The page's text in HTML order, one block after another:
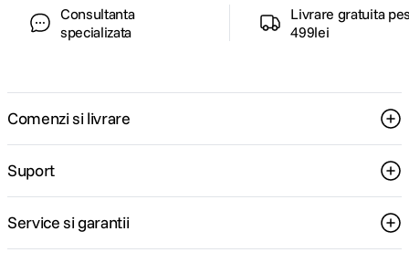
Consultanta
specializata
Livrare gratuita
499lei
Comenzi si livrare
Suport
Service si garantii